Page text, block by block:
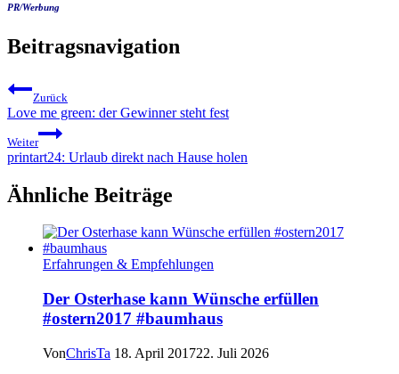
PR/Werbung
Beitragsnavigation
Zurück
Love me green: der Gewinner steht fest
Weiter
printart24: Urlaub direkt nach Hause holen
Ähnliche Beiträge
Erfahrungen & Empfehlungen
Der Osterhase kann Wünsche erfüllen
#ostern2017 #baumhaus
VonChrisTa 18. April 201722. Juli 2026